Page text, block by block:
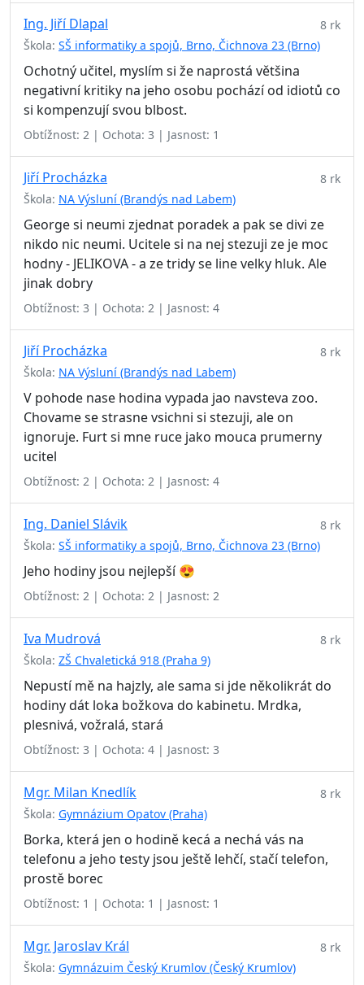
Ing. Jiří Dlapal
Škola: SŠ informatiky a spojů, Brno, Čichnova 23 (Brno)
8 rk
Ochotný učitel, myslím si že naprostá většina
negativní kritiky na jeho osobu pochází od idiotů co
si kompenzují svou blbost.
Obtížnost: 2 | Ochota: 3 | Jasnost: 1
Jiří Procházka
Škola: NA Výsluní (Brandýs nad Labem)
8 rk
George si neumi zjednat poradek a pak se divi ze
nikdo nic neumi. Ucitele si na nej stezuji ze je moc
hodny - JELIKOVA - a ze tridy se line velky hluk. Ale
jinak dobry
Obtížnost: 3 | Ochota: 2 | Jasnost: 4
Jiří Procházka
Škola: NA Výsluní (Brandýs nad Labem)
8 rk
V pohode nase hodina vypada jao navsteva zoo.
Chovame se strasne vsichni si stezuji, ale on
ignoruje. Furt si mne ruce jako mouca prumerny
ucitel
Obtížnost: 2 | Ochota: 2 | Jasnost: 4
Ing. Daniel Slávik
Škola: SŠ informatiky a spojů, Brno, Čichnova 23 (Brno)
8 rk
Jeho hodiny jsou nejlepší 😍
Obtížnost: 2 | Ochota: 2 | Jasnost: 2
Iva Mudrová
Škola: ZŠ Chvaletická 918 (Praha 9)
8 rk
Nepustí mě na hajzly, ale sama si jde několikrát do
hodiny dát loka božkova do kabinetu. Mrdka,
plesnivá, vožralá, stará
Obtížnost: 3 | Ochota: 4 | Jasnost: 3
Mgr. Milan Knedlík
Škola: Gymnázium Opatov (Praha)
8 rk
Borka, která jen o hodině kecá a nechá vás na
telefonu a jeho testy jsou ještě lehčí, stačí telefon,
prostě borec
Obtížnost: 1 | Ochota: 1 | Jasnost: 1
Mgr. Jaroslav Král
Škola: Gymnázuim Český Krumlov (Český Krumlov)
8 rk